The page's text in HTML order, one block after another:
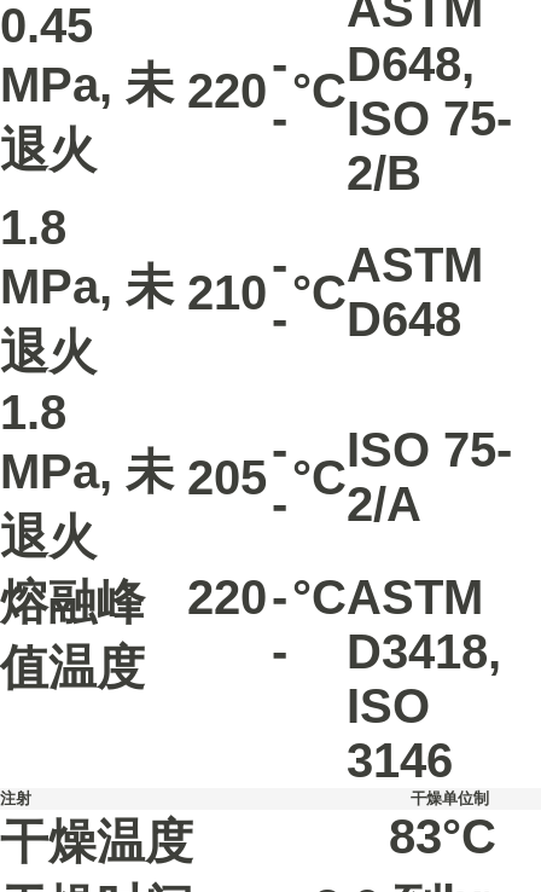
0.45
MPa, 未
退火
220-
-
°CD648,
ISO 75-
2/B
1.8
MPa, 未
退火
210
-
-°C
ASTM
D648
1.8
MPa, 未
退火
205
-
-°C
ISO 75-
2/A
熔融峰
值温度
220-
-
°CASTM
D3418,
ISO
3146
注射 干燥单位制
干燥温度 83°C